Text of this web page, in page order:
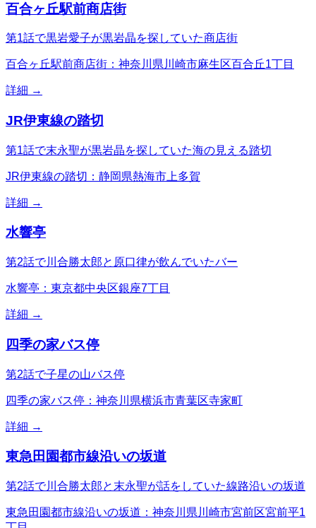
百合ヶ丘駅前商店街
第1話で黒岩愛子が黒岩晶を探していた商店街
百合ヶ丘駅前商店街：神奈川県川崎市麻生区百合丘1丁目
詳細 →
JR伊東線の踏切
第1話で末永聖が黒岩晶を探していた海の見える踏切
JR伊東線の踏切：静岡県熱海市上多賀
詳細 →
水響亭
第2話で川合勝太郎と原口律が飲んでいたバー
水響亭：東京都中央区銀座7丁目
詳細 →
四季の家バス停
第2話で子星の山バス停
四季の家バス停：神奈川県横浜市青葉区寺家町
詳細 →
東急田園都市線沿いの坂道
第2話で川合勝太郎と末永聖が話をしていた線路沿いの坂道
東急田園都市線沿いの坂道：神奈川県川崎市宮前区宮前平1